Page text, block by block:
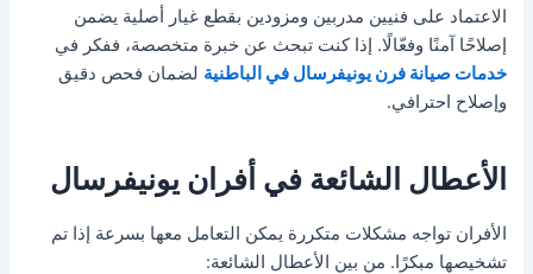
الاعتماد على فنيين مدربين ومزودين بقطع غيار أصلية يضمن
إصلاحًا آمنًا وفعّالًا. إذا كنت تبحث عن خبرة متخصصة، ففكر في
خدمات صيانة فرن يونيفرسال في الباطنية لضمان فحص دقيق
وإصلاح احترافي.
الأعطال الشائعة في أفران يونيفرسال
الأفران تواجه مشكلات متكررة يمكن التعامل معها بسرعة إذا تم
تشخيصها مبكرًا. من بين الأعطال الشائعة: